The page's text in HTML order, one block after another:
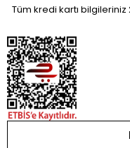
Tüm kredi kartı bilgileriniz